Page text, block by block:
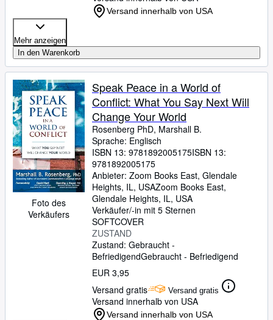
Versand innerhalb von USA
Mehr anzeigen
In den Warenkorb
Foto des
Verkäufers
Speak Peace in a World of
Conflict: What You Say Next Will
Change Your World
Rosenberg PhD, Marshall B.
Sprache: Englisch
ISBN 13: 9781892005175ISBN 13:
9781892005175
Anbieter: Zoom Books East, Glendale
Heights, IL, USAZoom Books East,
Glendale Heights, IL, USA
Verkäufer/-in mit 5 Sternen
SOFTCOVER
ZUSTAND
Zustand: Gebraucht -
BefriedigendGebraucht - Befriedigend
EUR 3,95
Versand gratis
Versand gratis
Versand innerhalb von USA
Versand innerhalb von USA